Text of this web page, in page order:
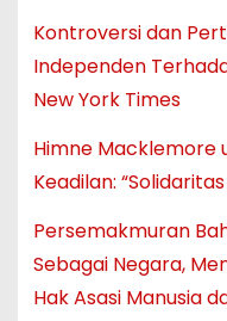
Kontroversi dan
Independen
New York Times
Himne Macklemore
Keadilan:
Persemakmuran
Sebagai Negara,
Hak Asasi Manusia